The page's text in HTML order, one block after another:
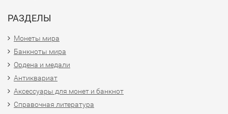
РАЗДЕЛЫ
Монеты мира
Банкноты мира
Ордена и медали
Антиквариат
Аксессуары для монет и банкнот
Справочная литература